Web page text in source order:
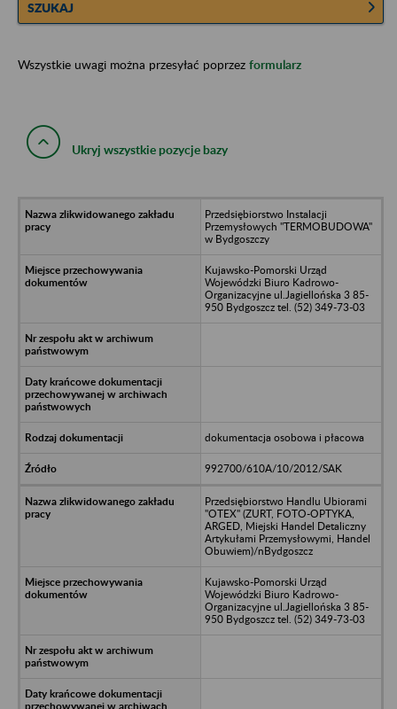
SZUKAJ
Wszystkie uwagi można przesyłać poprzez formularz
Ukryj wszystkie pozycje bazy
Przedsiębiorstwo Instalacji
Przemysłowych "TERMOBUDOWA"
w Bydgoszczy
Kujawsko-Pomorski Urząd
Wojewódzki Biuro Kadrowo-
Organizacyjne ul.Jagiellońska 3 85-
950 Bydgoszcz tel. (52) 349-73-03
dokumentacja osobowa i płacowa
992700/610A/10/2012/SAK
Przedsiębiorstwo Handlu Ubiorami
"OTEX" (ZURT, FOTO-OPTYKA,
ARGED, Miejski Handel Detaliczny
Artykułami Przemysłowymi, Handel
Obuwiem)/nBydgoszcz
Kujawsko-Pomorski Urząd
Wojewódzki Biuro Kadrowo-
Organizacyjne ul.Jagiellońska 3 85-
950 Bydgoszcz tel. (52) 349-73-03